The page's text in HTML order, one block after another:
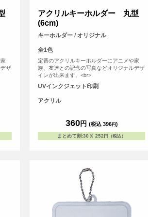
ザ
アクリルキーホルダー 丸型
(6cm)
キーホルダー / オリジナル
全1色
定番のアクリルキーホルダーにアニメや家
族、友達との記念の写真などオリジナルデザ
インが出来ます。<br>
UVインクジェット印刷
アクリル
360円 (税込 396円)
まとめて割:30％ 252 円（税込）